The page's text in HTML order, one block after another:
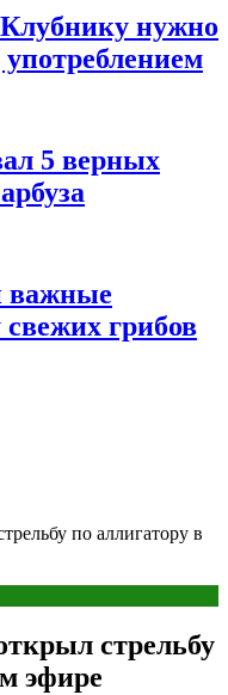
нужно
5 верных
важные
грибов
по аллигатору в
стрельбу
эфире